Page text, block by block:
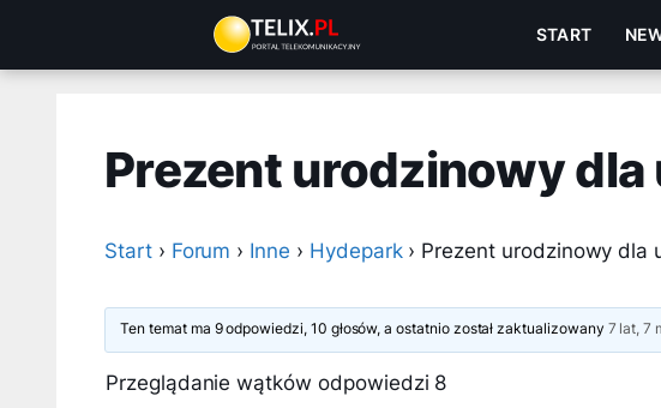
treści
START
Prezent urodzinowy dla
Start › Forum › Inne › Hydepark › Prezent urodzinowy dla
Ten temat ma 9 odpowiedzi, 10 głosów, a ostatnio został zaktualizowany 7 lat, 7
Przeglądanie wątków odpowiedzi 8